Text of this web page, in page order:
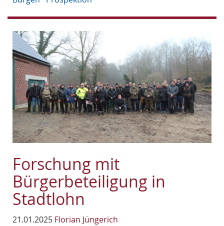
Forschung mit
Bürgerbeteiligung in
Stadtlohn
21.01.2025 Florian Jüngerich